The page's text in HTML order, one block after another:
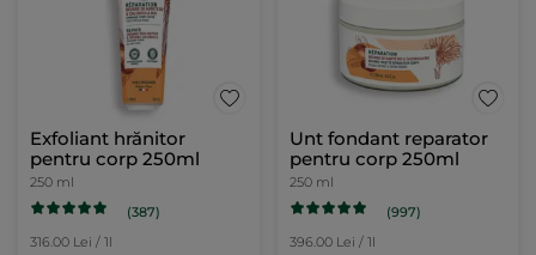
Exfoliant hrănitor
pentru corp 250ml
250 ml
(387)
316.00 Lei / 1l
Unt fondant reparator
pentru corp 250ml
250 ml
(997)
396.00 Lei / 1l